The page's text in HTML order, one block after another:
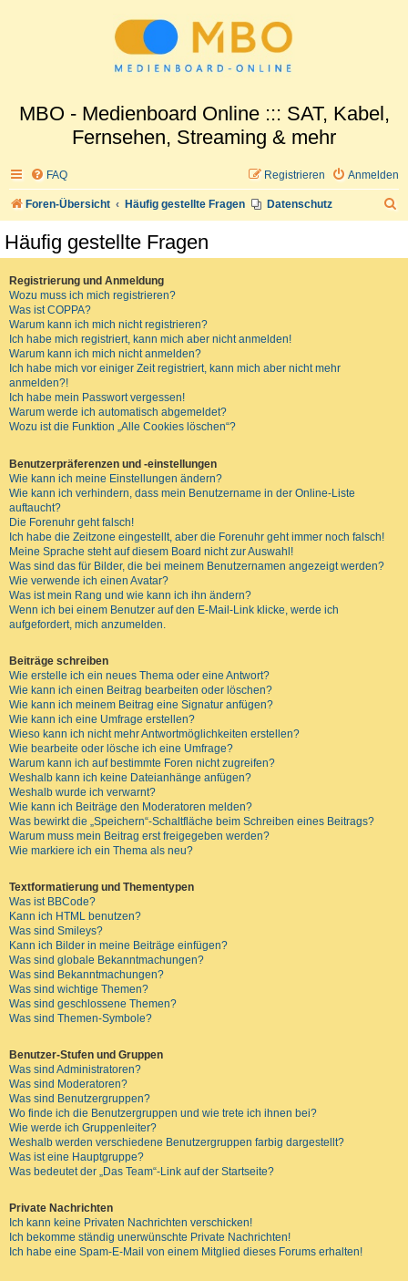
MBO - Medienboard Online ::: SAT, Kabel,
Fernsehen, Streaming & mehr
FAQ Anmelden
Registrieren
Foren-Übersicht Häufig gestellte Fragen Datenschutz
Häufig gestellte Fragen
Registrierung und Anmeldung
Wozu muss ich mich registrieren?
Was ist COPPA?
Warum kann ich mich nicht registrieren?
Ich habe mich registriert, kann mich aber nicht anmelden!
Warum kann ich mich nicht anmelden?
Ich habe mich vor einiger Zeit registriert, kann mich aber nicht mehr
anmelden?!
Ich habe mein Passwort vergessen!
Warum werde ich automatisch abgemeldet?
Wozu ist die Funktion „Alle Cookies löschen“?
Benutzerpräferenzen und -einstellungen
Wie kann ich meine Einstellungen ändern?
Wie kann ich verhindern, dass mein Benutzername in der Online-Liste
auftaucht?
Die Forenuhr geht falsch!
Ich habe die Zeitzone eingestellt, aber die Forenuhr geht immer noch falsch!
Meine Sprache steht auf diesem Board nicht zur Auswahl!
Was sind das für Bilder, die bei meinem Benutzernamen angezeigt werden?
Wie verwende ich einen Avatar?
Was ist mein Rang und wie kann ich ihn ändern?
Wenn ich bei einem Benutzer auf den E-Mail-Link klicke, werde ich
aufgefordert, mich anzumelden.
Beiträge schreiben
Wie erstelle ich ein neues Thema oder eine Antwort?
Wie kann ich einen Beitrag bearbeiten oder löschen?
Wie kann ich meinem Beitrag eine Signatur anfügen?
Wie kann ich eine Umfrage erstellen?
Wieso kann ich nicht mehr Antwortmöglichkeiten erstellen?
Wie bearbeite oder lösche ich eine Umfrage?
Warum kann ich auf bestimmte Foren nicht zugreifen?
Weshalb kann ich keine Dateianhänge anfügen?
Weshalb wurde ich verwarnt?
Wie kann ich Beiträge den Moderatoren melden?
Was bewirkt die „Speichern“-Schaltfläche beim Schreiben eines Beitrags?
Warum muss mein Beitrag erst freigegeben werden?
Wie markiere ich ein Thema als neu?
Textformatierung und Thementypen
Was ist BBCode?
Kann ich HTML benutzen?
Was sind Smileys?
Kann ich Bilder in meine Beiträge einfügen?
Was sind globale Bekanntmachungen?
Was sind Bekanntmachungen?
Was sind wichtige Themen?
Was sind geschlossene Themen?
Was sind Themen-Symbole?
Benutzer-Stufen und Gruppen
Was sind Administratoren?
Was sind Moderatoren?
Was sind Benutzergruppen?
Wo finde ich die Benutzergruppen und wie trete ich ihnen bei?
Wie werde ich Gruppenleiter?
Weshalb werden verschiedene Benutzergruppen farbig dargestellt?
Was ist eine Hauptgruppe?
Was bedeutet der „Das Team“-Link auf der Startseite?
Private Nachrichten
Ich kann keine Privaten Nachrichten verschicken!
Ich bekomme ständig unerwünschte Private Nachrichten!
Ich habe eine Spam-E-Mail von einem Mitglied dieses Forums erhalten!